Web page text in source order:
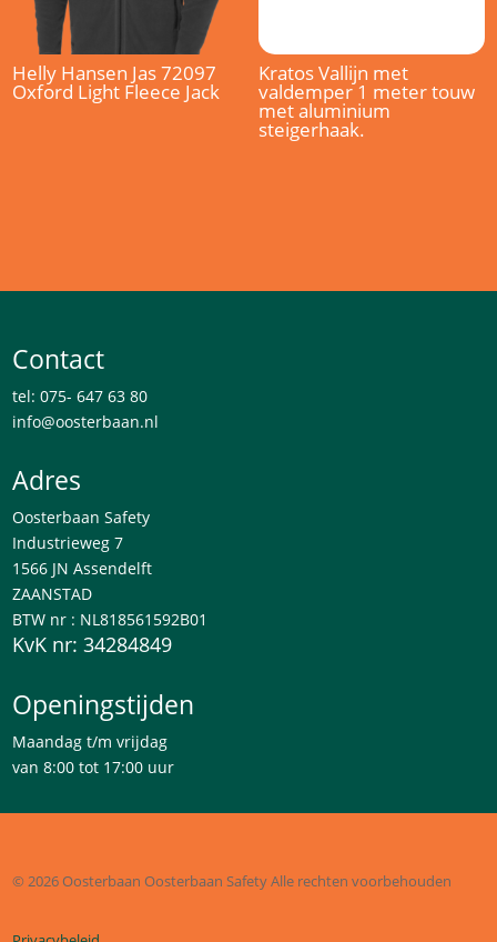
Helly Hansen Jas 72097
Oxford Light Fleece Jack
Kratos Vallijn met
valdemper 1 meter touw
met aluminium
steigerhaak.
Contact
tel: 075- 647 63 80
info@oosterbaan.nl
Adres
Oosterbaan Safety
Industrieweg 7
1566 JN Assendelft
ZAANSTAD
BTW nr : NL818561592B01
KvK nr: 34284849
Openingstijden
Maandag t/m vrijdag
van 8:00 tot 17:00 uur
© 2026 OosterbaanOosterbaan SafetyAlle rechten voorbehouden